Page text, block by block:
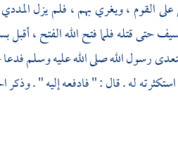
القوم ، ويغري بهم ، فلم يزلالمددي
قتله فلما فتح الله الفتح ، أقبل
رسول الله صلى الله عليه وسلم فدعا
له . قال : " فادفعه إليه " . وذكر